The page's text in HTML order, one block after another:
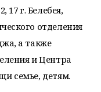
г. Белебея,
отделения
а также
и Центра
семье, детям.